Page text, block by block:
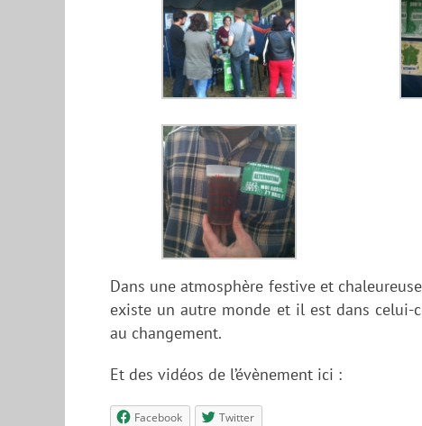
Dans une atmosphère festive et
existe un autre monde et il est dans celui-
au changement.
Et des vidéos de l’évènement ici :
Facebook Twitter